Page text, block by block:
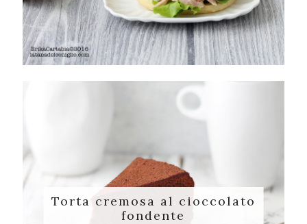
Torta cremosa al cioccolato
fondente